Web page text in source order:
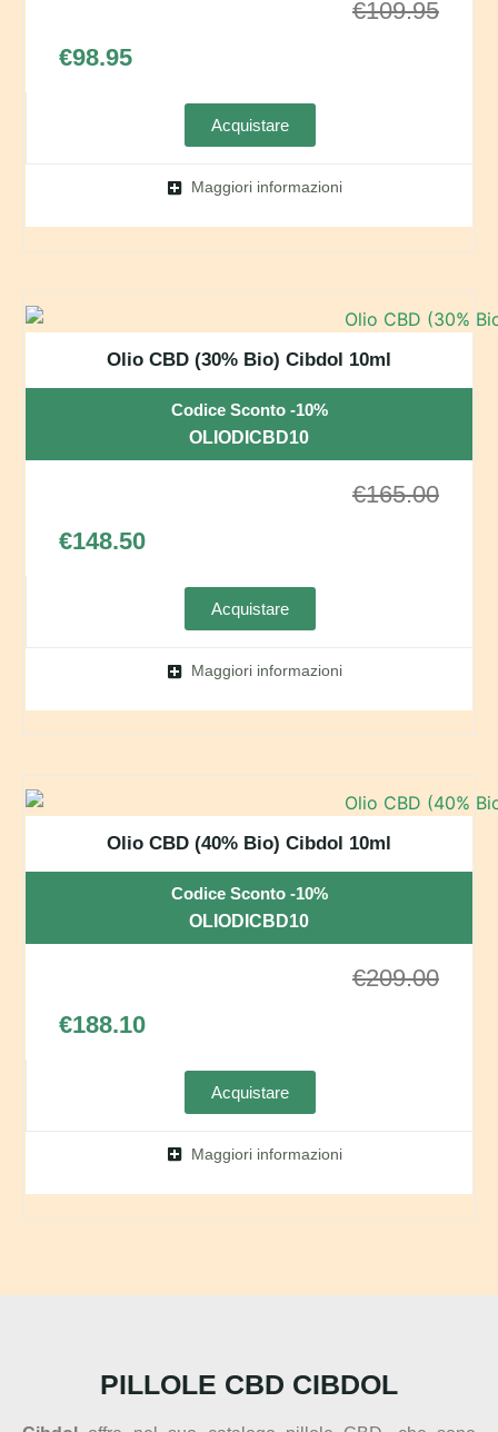
€109.95
€98.95
Acquistare
Maggiori informazioni
Olio CBD (30% Bio) Cibdol 10ml
Codice Sconto -10%
OLIODICBD10
€165.00
€148.50
Acquistare
Maggiori informazioni
Olio CBD (40% Bio) Cibdol 10ml
Codice Sconto -10%
OLIODICBD10
€209.00
€188.10
Acquistare
Maggiori informazioni
PILLOLE CBD CIBDOL